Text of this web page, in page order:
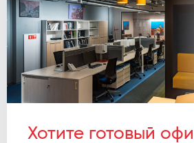
Хотите готовый